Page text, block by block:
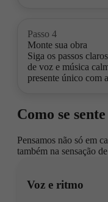
Passo 4
Monte sua obra
Siga os passos
de voz e música
presente único com
Como se
Pensamos não só em
também na sensação
Voz e ritmo